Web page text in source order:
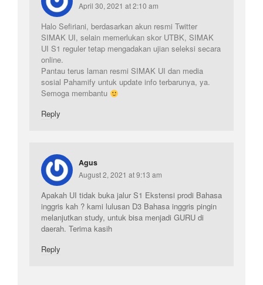
April 30, 2021 at 2:10 am
Halo Sefiriani, berdasarkan akun resmi Twitter
SIMAK UI, selain memerlukan skor UTBK, SIMAK
UI S1 reguler tetap mengadakan ujian seleksi secara
online.
Pantau terus laman resmi SIMAK UI dan media
sosial Pahamify untuk update info terbarunya, ya.
Semoga membantu
Reply
Agus
August 2, 2021 at 9:13 am
Apakah UI tidak buka jalur S1 Ekstensi prodi Bahasa
inggris kah ? kami lulusan D3 Bahasa inggris pingin
melanjutkan study, untuk bisa menjadi GURU di
daerah. Terima kasih
Reply